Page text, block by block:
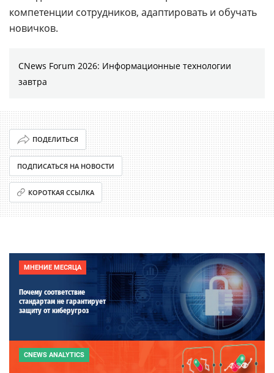
компетенции сотрудников, адаптировать и обучать
новичков.
CNews Forum 2026: Информационные технологии
завтра
ПОДЕЛИТЬСЯ
ПОДПИСАТЬСЯ НА НОВОСТИ
КОРОТКАЯ ССЫЛКА
МНЕНИЕ МЕСЯЦА
Почему соответствие
стандартам не гарантирует
защиту от киберугроз
CNEWS ANALYTICS